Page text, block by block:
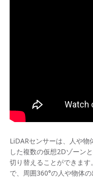
LiDARセンサーは、人や
した複数の仮想2Dゾーン
切り替えることができま
で、周囲360°の人や物体